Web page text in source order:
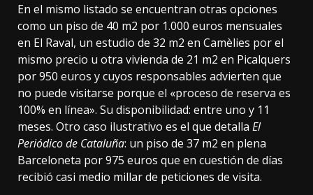
En el mismo listado se encuentran otras opciones
como un piso de 40 m2 por 1.000 euros mensuales
en El Raval, un estudio de 32 m2 en Camèlies por el
mismo precio u otra vivienda de 21 m2 en Picalquers
por 950 euros y cuyos responsables advierten que
no puede visitarse porque el «proceso de reserva es
100% en línea». Su disponibilidad: entre uno y 11
meses. Otro caso ilustrativo es el que detalla El
Periódico de Cataluña: un piso de 37 m2 en plena
Barceloneta por 975 euros que en cuestión de días
recibió casi medio millar de peticiones de visita.